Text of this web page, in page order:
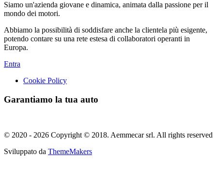
Siamo un'azienda giovane e dinamica, animata dalla passione per il
mondo dei motori.
Abbiamo la possibilità di soddisfare anche la clientela più esigente,
potendo contare su una rete estesa di collaboratori operanti in
Europa.
Entra
Cookie Policy
Garantiamo la tua auto
© 2020 - 2026 Copyright © 2018. Aemmecar srl. All rights reserved
Sviluppato da ThemeMakers